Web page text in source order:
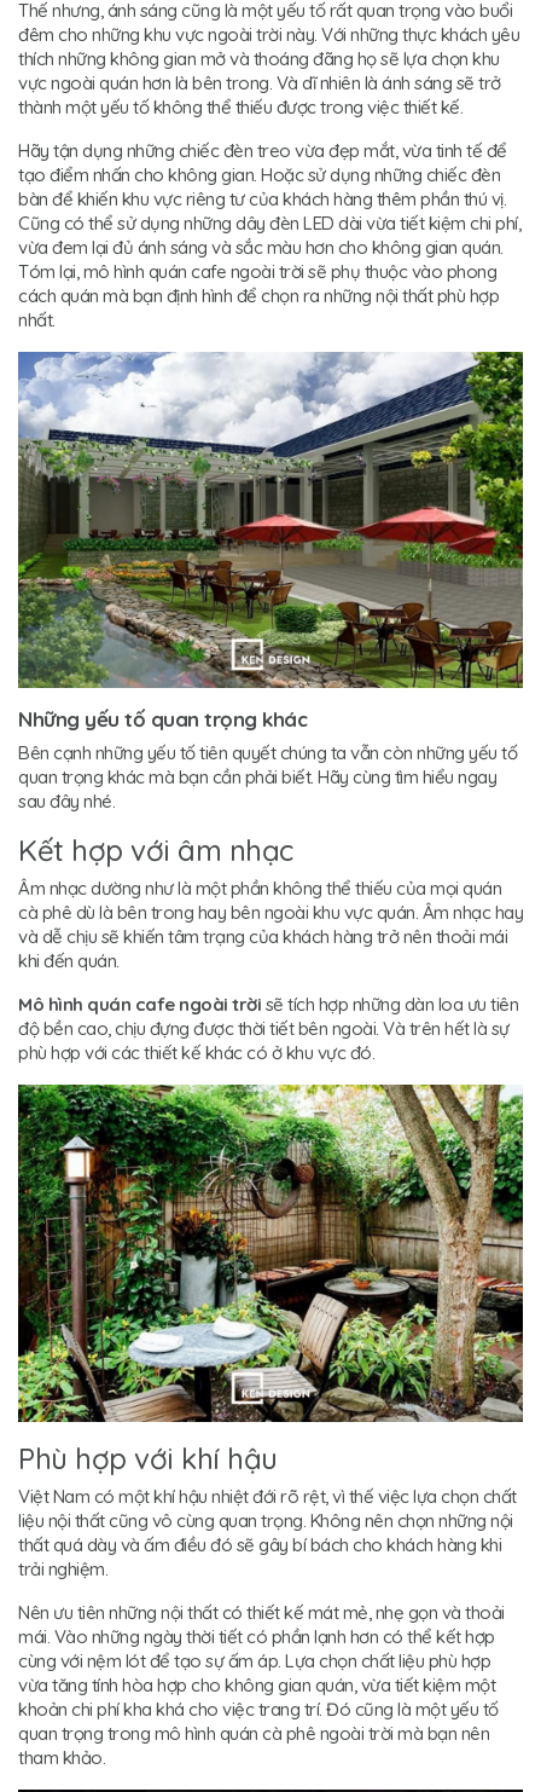
Thế nhưng, ánh sáng cũng là một yếu tố rất quan trọng vào buổi
đêm cho những khu vực ngoài trời này. Với những thực khách yêu
thích những không gian mở và thoáng đãng họ sẽ lựa chọn khu
vực ngoài quán hơn là bên trong. Và dĩ nhiên là ánh sáng sẽ trở
thành một yếu tố không thể thiếu được trong việc thiết kế.
Hãy tận dụng những chiếc đèn treo vừa đẹp mắt, vừa tinh tế để
tạo điểm nhấn cho không gian. Hoặc sử dụng những chiếc đèn
bàn để khiến khu vực riêng tư của khách hàng thêm phần thú vị.
Cũng có thể sử dụng những dây đèn LED dài vừa tiết kiệm chi phí,
vừa đem lại đủ ánh sáng và sắc màu hơn cho không gian quán.
Tóm lại, mô hình quán cafe ngoài trời sẽ phụ thuộc vào phong
cách quán mà bạn định hình để chọn ra những nội thất phù hợp
nhất.
Những yếu tố quan trọng khác
Bên cạnh những yếu tố tiên quyết chúng ta vẫn còn những yếu tố
quan trọng khác mà bạn cần phải biết. Hãy cùng tìm hiểu ngay
sau đây nhé.
Kết hợp với âm nhạc
Âm nhạc dường như là một phần không thể thiếu của mọi quán
cà phê dù là bên trong hay bên ngoài khu vực quán. Âm nhạc hay
và dễ chịu sẽ khiến tâm trạng của khách hàng trở nên thoải mái
khi đến quán.
Mô hình quán cafe ngoài trời sẽ tích hợp những dàn loa ưu tiên
độ bền cao, chịu đựng được thời tiết bên ngoài. Và trên hết là sự
phù hợp với các thiết kế khác có ở khu vực đó.
Phù hợp với khí hậu
Việt Nam có một khí hậu nhiệt đới rõ rệt, vì thế việc lựa chọn chất
liệu nội thất cũng vô cùng quan trọng. Không nên chọn những nội
thất quá dày và ấm điều đó sẽ gây bí bách cho khách hàng khi
trải nghiệm.
Nên ưu tiên những nội thất có thiết kế mát mẻ, nhẹ gọn và thoải
mái. Vào những ngày thời tiết có phần lạnh hơn có thể kết hợp
cùng với nệm lót để tạo sự ấm áp. Lựa chọn chất liệu phù hợp
vừa tăng tính hòa hợp cho không gian quán, vừa tiết kiệm một
khoản chi phí kha khá cho việc trang trí. Đó cũng là một yếu tố
quan trọng trong mô hình quán cà phê ngoài trời mà bạn nên
tham khảo.